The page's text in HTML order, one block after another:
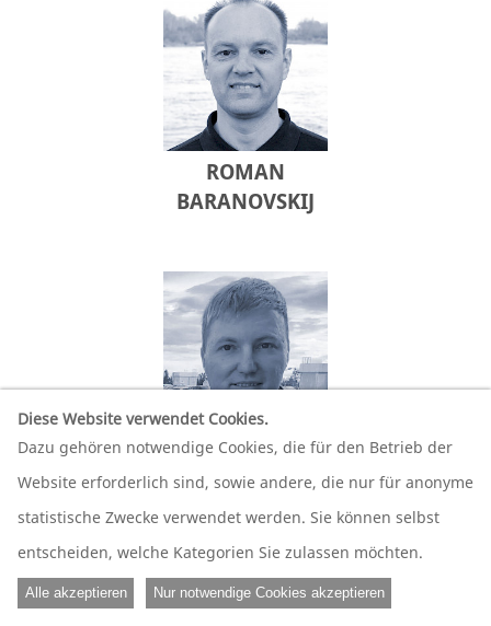
ROMAN
BARANOVSKIJ
ANDREJ LUKIN
Diese Website verwendet Cookies.
Dazu gehören notwendige Cookies, die für den Betrieb der
Website erforderlich sind, sowie andere, die nur für anonyme
statistische Zwecke verwendet werden. Sie können selbst
entscheiden, welche Kategorien Sie zulassen möchten.
Alle akzeptieren Nur notwendige Cookies akzeptieren